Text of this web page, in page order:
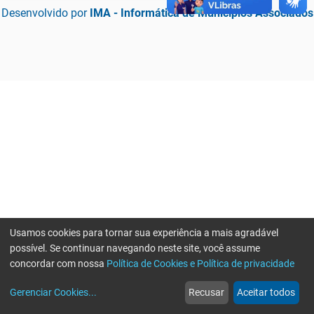
Desenvolvido por IMA - Informática de Municípios Associados
web
Notícias
more_horiz
Mais
Usamos cookies para tornar sua experiência a mais agradável
possível. Se continuar navegando neste site, você assume
concordar com nossa Política de Cookies e Política de privacidade
Gerenciar Cookies... Recusar Aceitar todos
Erro ao enviar informações, por favor tente novamente